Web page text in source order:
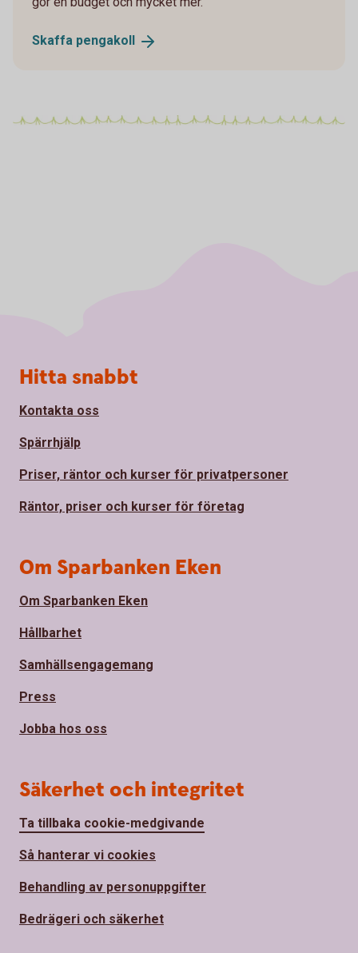
Skaffa pengakoll
Sidfot
Hitta snabbt
Kontakta oss
Spärrhjälp
Priser, räntor och kurser för privatpersoner
Räntor, priser och kurser för företag
Om Sparbanken Eken
Om Sparbanken Eken
Hållbarhet
Samhällsengagemang
Press
Jobba hos oss
Säkerhet och integritet
Ta tillbaka cookie-medgivande
Så hanterar vi cookies
Behandling av personuppgifter
Bedrägeri och säkerhet